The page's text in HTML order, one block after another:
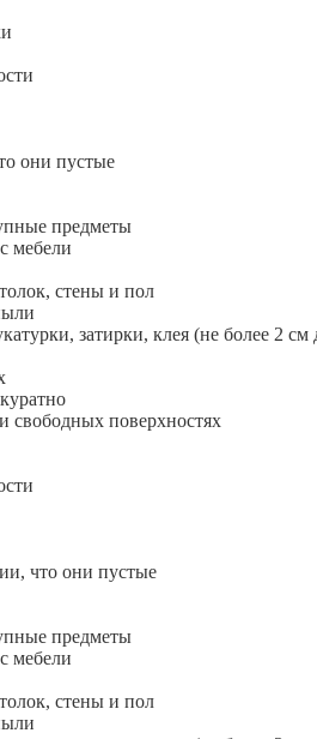
они пустые
предметы
мебели
стены и пол
затирки, клея (не более 2 см
свободных поверхностях
что они пустые
предметы
мебели
стены и пол